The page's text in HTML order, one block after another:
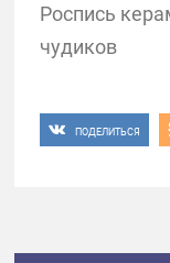
Роспись
чудиков
ПОДЕЛИТЬСЯ